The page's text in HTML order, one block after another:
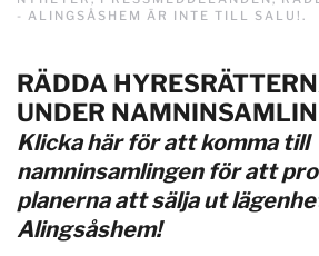
- ALINGSÅSHEM ÄR INTE TILL SALU! .
RÄDDA
UNDER
Klicka här för att komma till
namninsamlingen för att
planerna att sälja ut
Alingsåshem!